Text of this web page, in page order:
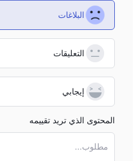
البلاغات
التعليقات
إيجابي
المحتوى الذي تريد تقييمه
مطلوب...